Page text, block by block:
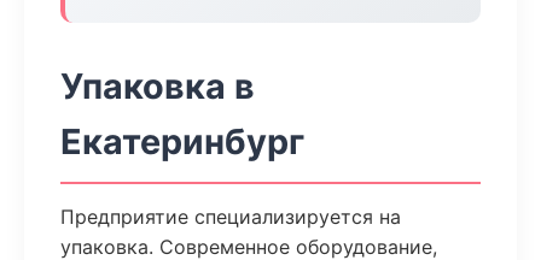
Упаковка в
Екатеринбург
Предприятие специализируется на
упаковка. Современное оборудование,